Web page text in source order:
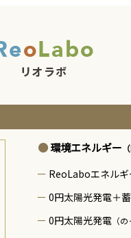
環境エネルギー
ReoLaboエネルギ
0円太陽光発電＋
0円太陽光発電 （